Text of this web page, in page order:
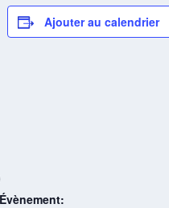
Ajouter au calendrier